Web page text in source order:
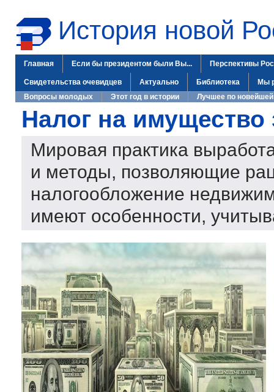
История новой
Главная Если бы президентом были Вы... Перспективы
Свидетельства очевидцев Актуально Библиотека
Мы
Вопросы молодых
Этот год в истории Лучшее по новейшей
Налог на имущество
Мировая практика
и методы, позволяющие
налогообложение
имеют особенности,